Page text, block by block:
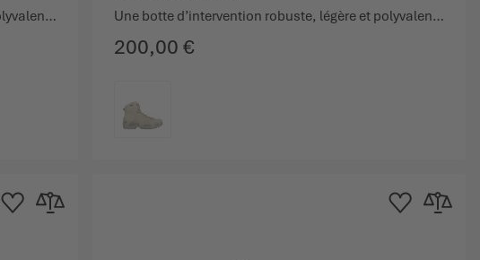
Une botte d’intervention robuste, légère et polyvalente.
200,00 €
COULEUR
Une botte d’intervention robuste, légère et polyvalente.
Ajouter à la liste d'achats
Ajouter au comparateur Ajouter à la liste
Ajouter au